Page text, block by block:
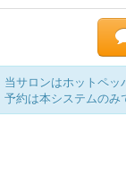
当サロンはホットペ
予約は本システムのみ